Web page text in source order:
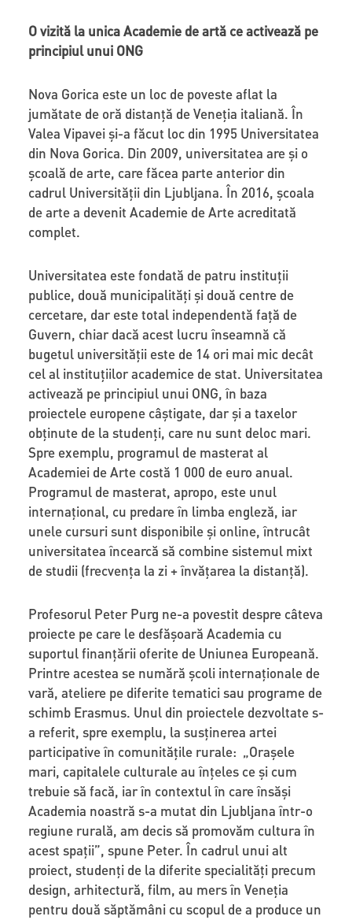
O vizită la unica Academie de artă ce activează pe
principiul unui ONG
Nova Gorica este un loc de poveste aflat la
jumătate de oră distanță de Veneția italiană. În
Valea Vipavei și-a făcut loc din 1995 Universitatea
din Nova Gorica. Din 2009, universitatea are și o
școală de arte, care făcea parte anterior din
cadrul Universității din Ljubljana. În 2016, școala
de arte a devenit Academie de Arte acreditată
complet.
Universitatea este fondată de patru instituții
publice, două municipalități și două centre de
cercetare, dar este total independentă față de
Guvern, chiar dacă acest lucru înseamnă că
bugetul universității este de 14 ori mai mic decât
cel al instituțiilor academice de stat. Universitatea
activează pe principiul unui ONG, în baza
proiectele europene câștigate, dar și a taxelor
obținute de la studenți, care nu sunt deloc mari.
Spre exemplu, programul de masterat al
Academiei de Arte costă 1 000 de euro anual.
Programul de masterat, apropo, este unul
internațional, cu predare în limba engleză, iar
unele cursuri sunt disponibile și online, întrucât
universitatea încearcă să combine sistemul mixt
de studii (frecvența la zi + învățarea la distanță).
Profesorul Peter Purg ne-a povestit despre câteva
proiecte pe care le desfășoară Academia cu
suportul finanțării oferite de Uniunea Europeană.
Printre acestea se numără școli internaționale de
vară, ateliere pe diferite tematici sau programe de
schimb Erasmus. Unul din proiectele dezvoltate s-
a referit, spre exemplu, la susținerea artei
participative în comunitățile rurale: „Orașele
mari, capitalele culturale au înțeles ce și cum
trebuie să facă, iar în contextul în care însăși
Academia noastră s-a mutat din Ljubljana într-o
regiune rurală, am decis să promovăm cultura în
acest spații”, spune Peter. În cadrul unui alt
proiect, studenți de la diferite specialități precum
design, arhitectură, film, au mers în Veneția
pentru două săptămâni cu scopul de a produce un